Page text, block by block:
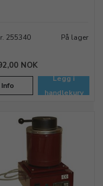
255340 På lager
NOK
Info
Legg i
handlekurv